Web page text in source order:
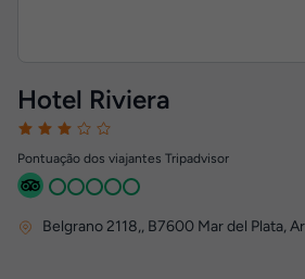
Hotel Riviera
Pontuação dos viajantes Tripadvisor
Belgrano 2118,, B7600 Mar del Plata,